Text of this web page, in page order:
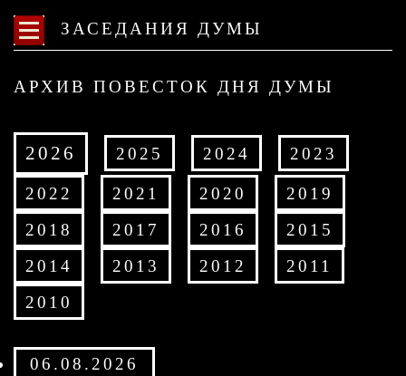
ЗАСЕДАНИЯ ДУМЫ
АРХИВ ПОВЕСТОК ДНЯ ДУМЫ
2026 2025 2024 2023
2022 2021 2020
2019
2018
2017 2016
2015
2014
2013 2012
2011
2010
06.08.2026